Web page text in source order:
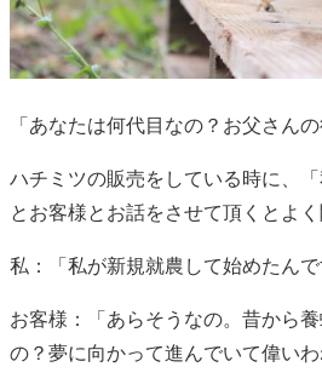
「あなたは何代目なの？お父さん
ハチミツの販売をしている時に、「
とお客様とお話をさせて頂くとよく
私：「私が新規就農して始めたんで
お客様：「あらそうなの。昔から
の？夢に向かって進んでいて偉いわ